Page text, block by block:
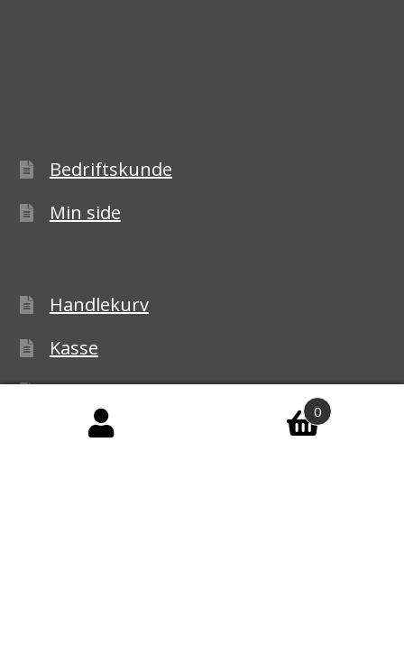
Bedriftskunde
Min side
Handlekurv
Kasse
Handelsbetingelser
Personvernerklæring
0